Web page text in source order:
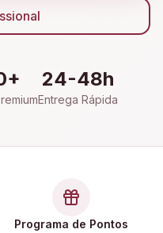
24-48h
Entrega Rápida
Programa de Pontos